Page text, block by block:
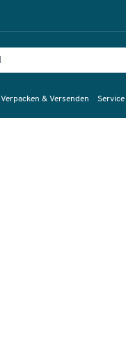
Verpacken & Versenden